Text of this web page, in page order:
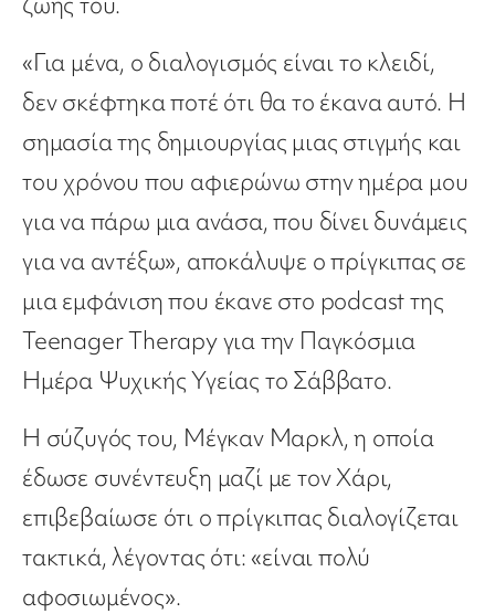
«Για μένα, ο διαλογισμός είναι το κλειδί,
δεν σκέφτηκα ποτέ ότι θα το έκανα αυτό. Η
σημασία της δημιουργίας μιας στιγμής και
του χρόνου που αφιερώνω στην ημέρα μου
για να πάρω μια ανάσα, που δίνει δυνάμεις
για να αντέξω», αποκάλυψε ο πρίγκιπας σε
μια εμφάνιση που έκανε στο podcast της
Teenager Therapy για την Παγκόσμια
Ημέρα Ψυχικής Υγείας το Σάββατο.
Η σύζυγός του, Μέγκαν Μαρκλ, η οποία
έδωσε συνέντευξη μαζί με τον Χάρι,
επιβεβαίωσε ότι o πρίγκιπας διαλογίζεται
τακτικά, λέγοντας ότι: «είναι πολύ
αφοσιωμένος».